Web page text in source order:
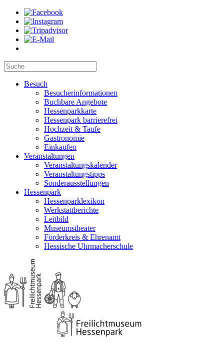
Besuch
Besucherinformationen
Buchbare Angebote
Hessenparkkarte
Hessenpark barrierefrei
Hochzeit & Taufe
Gastronomie
Einkaufen
Veranstaltungen
Veranstaltungskalender
Veranstaltungstipps
Sonderausstellungen
Hessenpark
Hessenparklexikon
Werkstattberichte
Leitbild
Museumstheater
Förderkreis & Ehrenamt
Hessische Uhrmacherschule